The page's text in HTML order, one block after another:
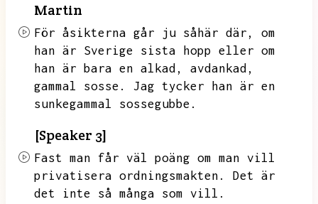
Martin
För åsikterna går ju såhär där,
om
han är Sverige sista hopp eller om
han är bara en alkad,
avdankad,
gammal sosse.
Jag tycker han är en
sunkegammal sossegubbe.
[Speaker 3]
Fast man får väl poäng om man vill
privatisera ordningsmakten.
Det är
det inte så många som vill.